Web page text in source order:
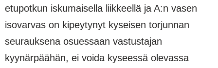
etupotkun iskumaisella liikkeellä ja A:n vasen
isovarvas on kipeytynyt kyseisen torjunnan
seurauksena osuessaan vastustajan
kyynärpäähän, ei voida kyseessä olevassa